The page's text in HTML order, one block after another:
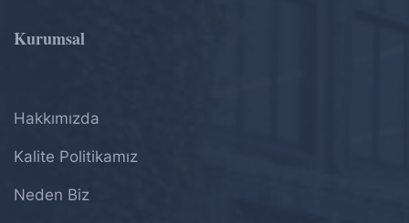
Kurumsal
Hakkımızda
Kalite Politikamız
Neden Biz